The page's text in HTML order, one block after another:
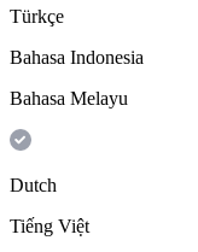
Türkçe
Bahasa Indonesia
Bahasa Melayu
Dutch
Tiếng Việt